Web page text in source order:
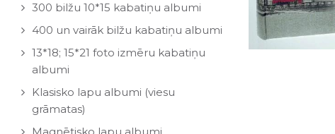
300 bilžu 10*15 kabatiņu albumi
400 un vairāk bilžu kabatiņu albumi
13*18; 15*21 foto izmēru kabatiņu
albumi
Klasisko lapu albumi (viesu
grāmatas)